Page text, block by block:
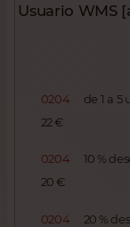
Usuario WMS
0204
de 1 a 5
22 €
0204
10 %
20 €
0204
20 %